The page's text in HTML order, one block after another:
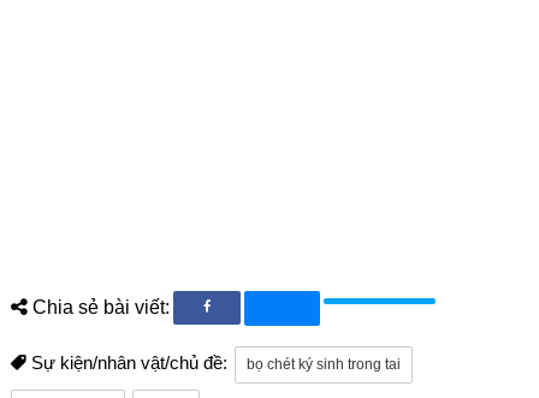
Chia sẻ bài viết:
Sự kiện/nhân vật/chủ đề: bọ chét ký sinh trong tai